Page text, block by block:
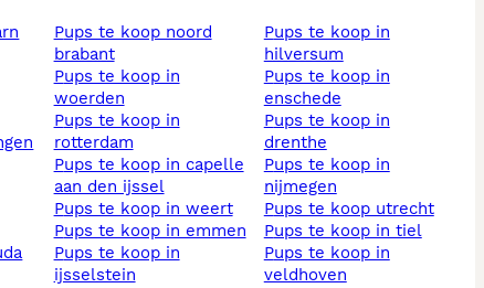
pups te koop noord
brabant
pups te koop in
woerden
pups te koop in
rotterdam
pups te koop in capelle
aan den ijssel
pups te koop in weert
pups te koop in emmen
pups te koop in
ijsselstein
pups te koop in
hilversum
pups te koop in
enschede
pups te koop in
drenthe
pups te koop in
nijmegen
pups te koop utrecht
pups te koop in tiel
pups te koop in
veldhoven